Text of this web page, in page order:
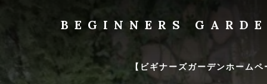
BEGINNERS
の
【ビギナーズガーデンホームペ